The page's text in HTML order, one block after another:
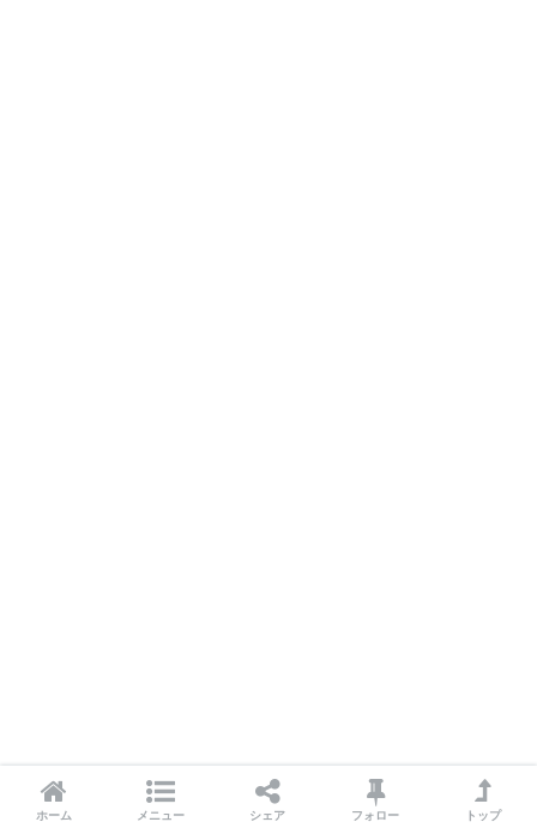
こちらもどうぞ(*'ω'*)
ホーム メニュー シェア フォロー トップ